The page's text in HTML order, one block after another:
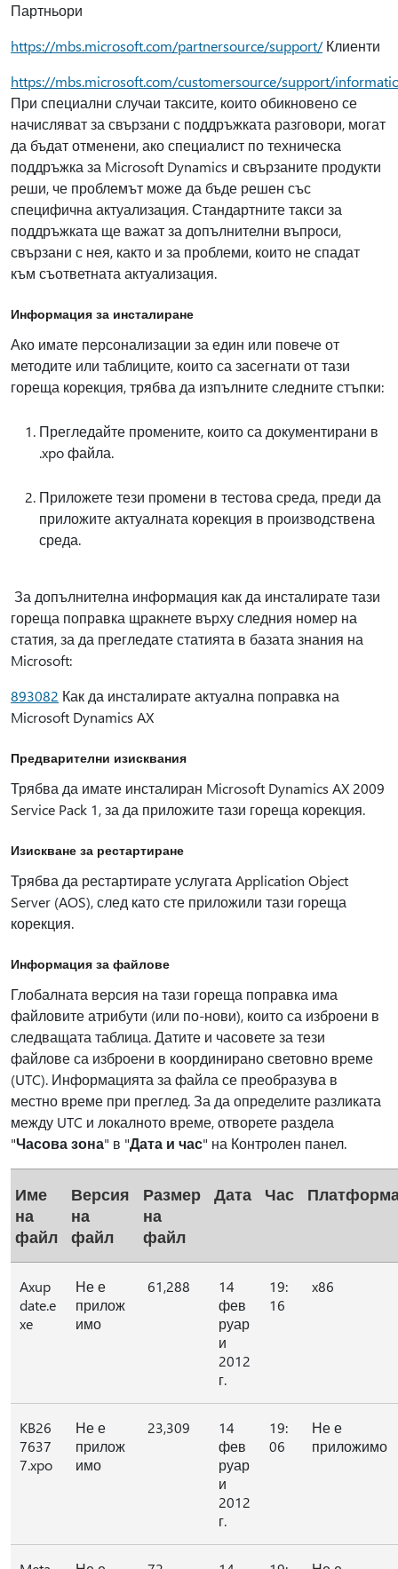
Партньори
https://mbs.microsoft.com/partnersource/support/Клиенти
https://mbs.microsoft.com/customersource/support/
При специални случаи таксите, които обикновено се
начисляват за свързани с поддръжката разговори, могат
да бъдат отменени, ако специалист по техническа
поддръжка за Microsoft Dynamics и свързаните продукти
реши, че проблемът може да бъде решен със
специфична актуализация. Стандартните такси за
поддръжката ще важат за допълнителни въпроси,
свързани с нея, както и за проблеми, които не спадат
към съответната актуализация.
Информация за инсталиране
Ако имате персонализации за един или повече от
методите или таблиците, които са засегнати от тази
гореща корекция, трябва да изпълните следните стъпки:
Прегледайте промените, които са документирани в
.xpo файла.
Приложете тези промени в тестова среда, преди да
приложите актуалната корекция в производствена
среда.
За допълнителна информация как да инсталирате тази
гореща поправка щракнете върху следния номер на
статия, за да прегледате статията в базата знания на
Microsoft:
893082 Как да инсталирате актуална поправка на
Microsoft Dynamics AX
Предварителни изисквания
Трябва да имате инсталиран Microsoft Dynamics AX 2009
Service Pack 1, за да приложите тази гореща корекция.
Изискване за рестартиране
Трябва да рестартирате услугата Application Object
Server (AOS), след като сте приложили тази гореща
корекция.
Информация за файлове
Глобалната версия на тази гореща поправка има
файловите атрибути (или по-нови), които са изброени в
следващата таблица. Датите и часовете за тези
файлове са изброени в координирано световно време
(UTC). Информацията за файла се преобразува в
местно време при преглед. За да определите разликата
между UTC и локалното време, отворете раздела
"Часова зона" в "Дата и час" на Контролен панел.
Име
на
файл
Версия
на
файл
Размер
на
файл
Дата Час
Axup
date.e
xe
Не е
прилож
имо
61,288
14
фев
руар
и
2012
г.
19:
16
x86
KB26
7637
7.xpo
Не е
прилож
имо
23,309
14
фев
руар
и
2012
г.
19:
06
Не е
приложимо